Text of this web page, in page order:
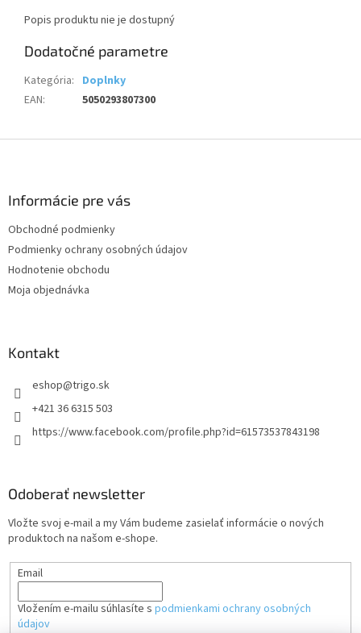
Popis produktu nie je dostupný
Dodatočné parametre
Kategória: Doplnky
EAN: 5050293807300
Informácie pre vás
Obchodné podmienky
Podmienky ochrany osobných údajov
Hodnotenie obchodu
Moja objednávka
Kontakt
eshop@trigo.sk
+421 36 6315 503
https://www.facebook.com/profile.php?id=61573537843198
Odoberať newsletter
Vložte svoj e-mail a my Vám budeme zasielať informácie o nových
produktoch na našom e-shope.
Email
Vložením e-mailu súhlasíte s podmienkami ochrany osobných
údajov